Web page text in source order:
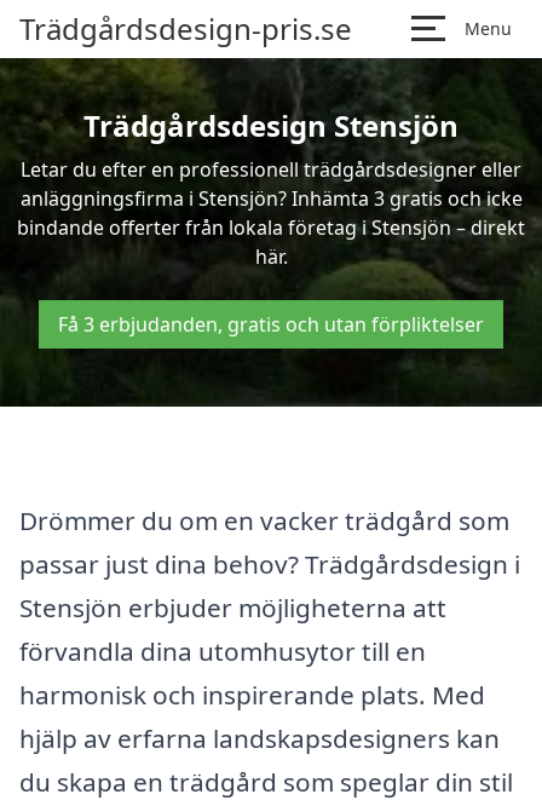
Trädgårdsdesign-pris.se Menu
Trädgårdsdesign Stensjön
Letar du efter en professionell trädgårdsdesigner eller
anläggningsfirma i Stensjön? Inhämta 3 gratis och icke
bindande offerter från lokala företag i Stensjön – direkt
här.
Få 3 erbjudanden, gratis och utan förpliktelser
Drömmer du om en vacker trädgård som
passar just dina behov? Trädgårdsdesign i
Stensjön erbjuder möjligheterna att
förvandla dina utomhusytor till en
harmonisk och inspirerande plats. Med
hjälp av erfarna landskapsdesigners kan
du skapa en trädgård som speglar din stil